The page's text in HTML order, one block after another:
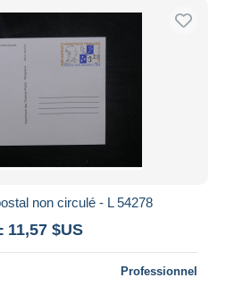
non circulé - L 54278
11,57 $US
Professionnel